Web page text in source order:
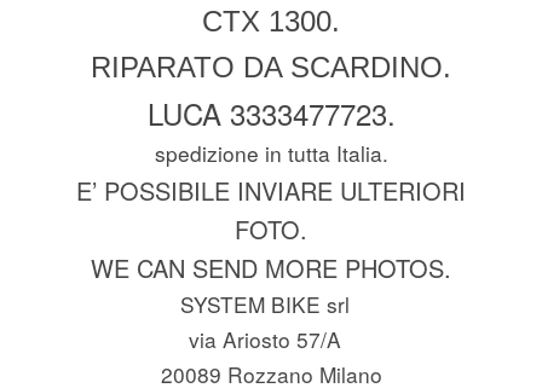
CTX 1300.
RIPARATO DA SCARDINO.
LUCA 3333477723.
spedizione in tutta Italia.
E’ POSSIBILE INVIARE ULTERIORI
FOTO.
WE CAN SEND MORE PHOTOS.
SYSTEM BIKE srl
via Ariosto 57/A
20089 Rozzano Milano